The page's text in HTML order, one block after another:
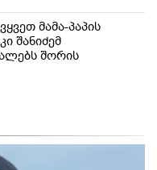
მამა-პაპის
შანიძემ
შორის